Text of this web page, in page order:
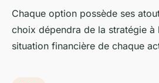
Chaque option possède ses
choix dépendra de la stratégie à
situation financière de chaque